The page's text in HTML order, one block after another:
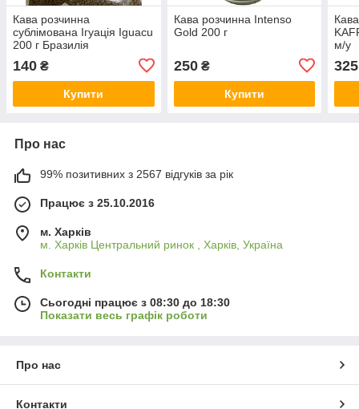
Кава розчинна
сублімована Ігуація Iguacu
200 г Бразилія
140 ₴
Купити
Кава розчинна Intenso
Gold 200 г
250₴
Купити
м/у
325
Про нас
99% позитивних з 2567 відгуків за рік
Працює з 25.10.2016
м. Харків
м. Харків Центральний ринок , Харків, Україна
Контакти
Сьогодні працює з 08:30 до 18:30
Показати весь графік роботи
Про нас
Контакти